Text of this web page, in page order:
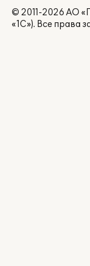
© 2011-2026 АО
«1С»). Все права